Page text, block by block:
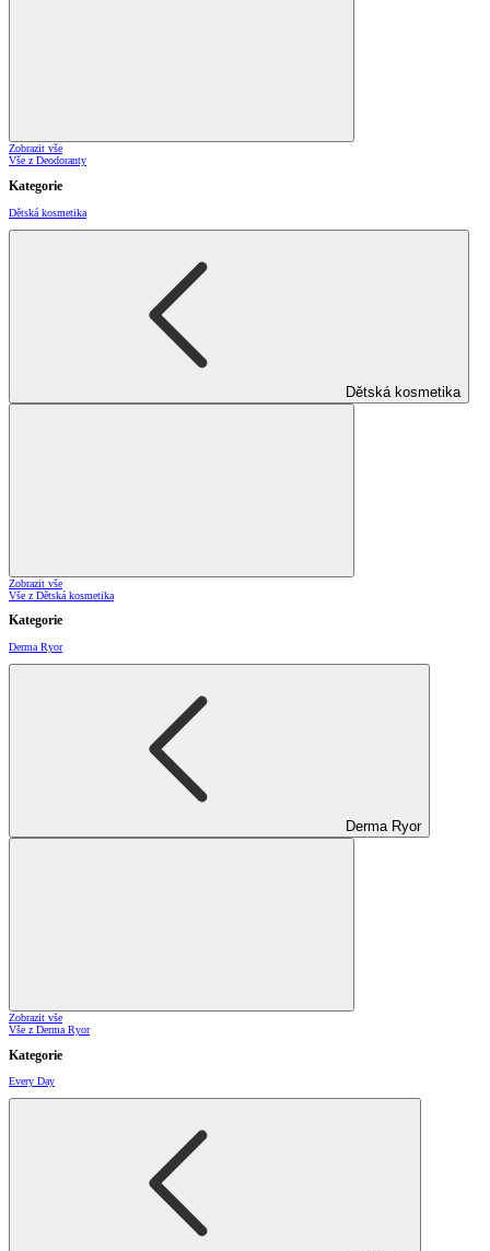
Zobrazit vše
Vše z Deodoranty
Kategorie
Dětská kosmetika
Dětská kosmetika
Zobrazit vše
Vše z Dětská kosmetika
Kategorie
Derma Ryor
Derma Ryor
Zobrazit vše
Vše z Derma Ryor
Kategorie
Every Day